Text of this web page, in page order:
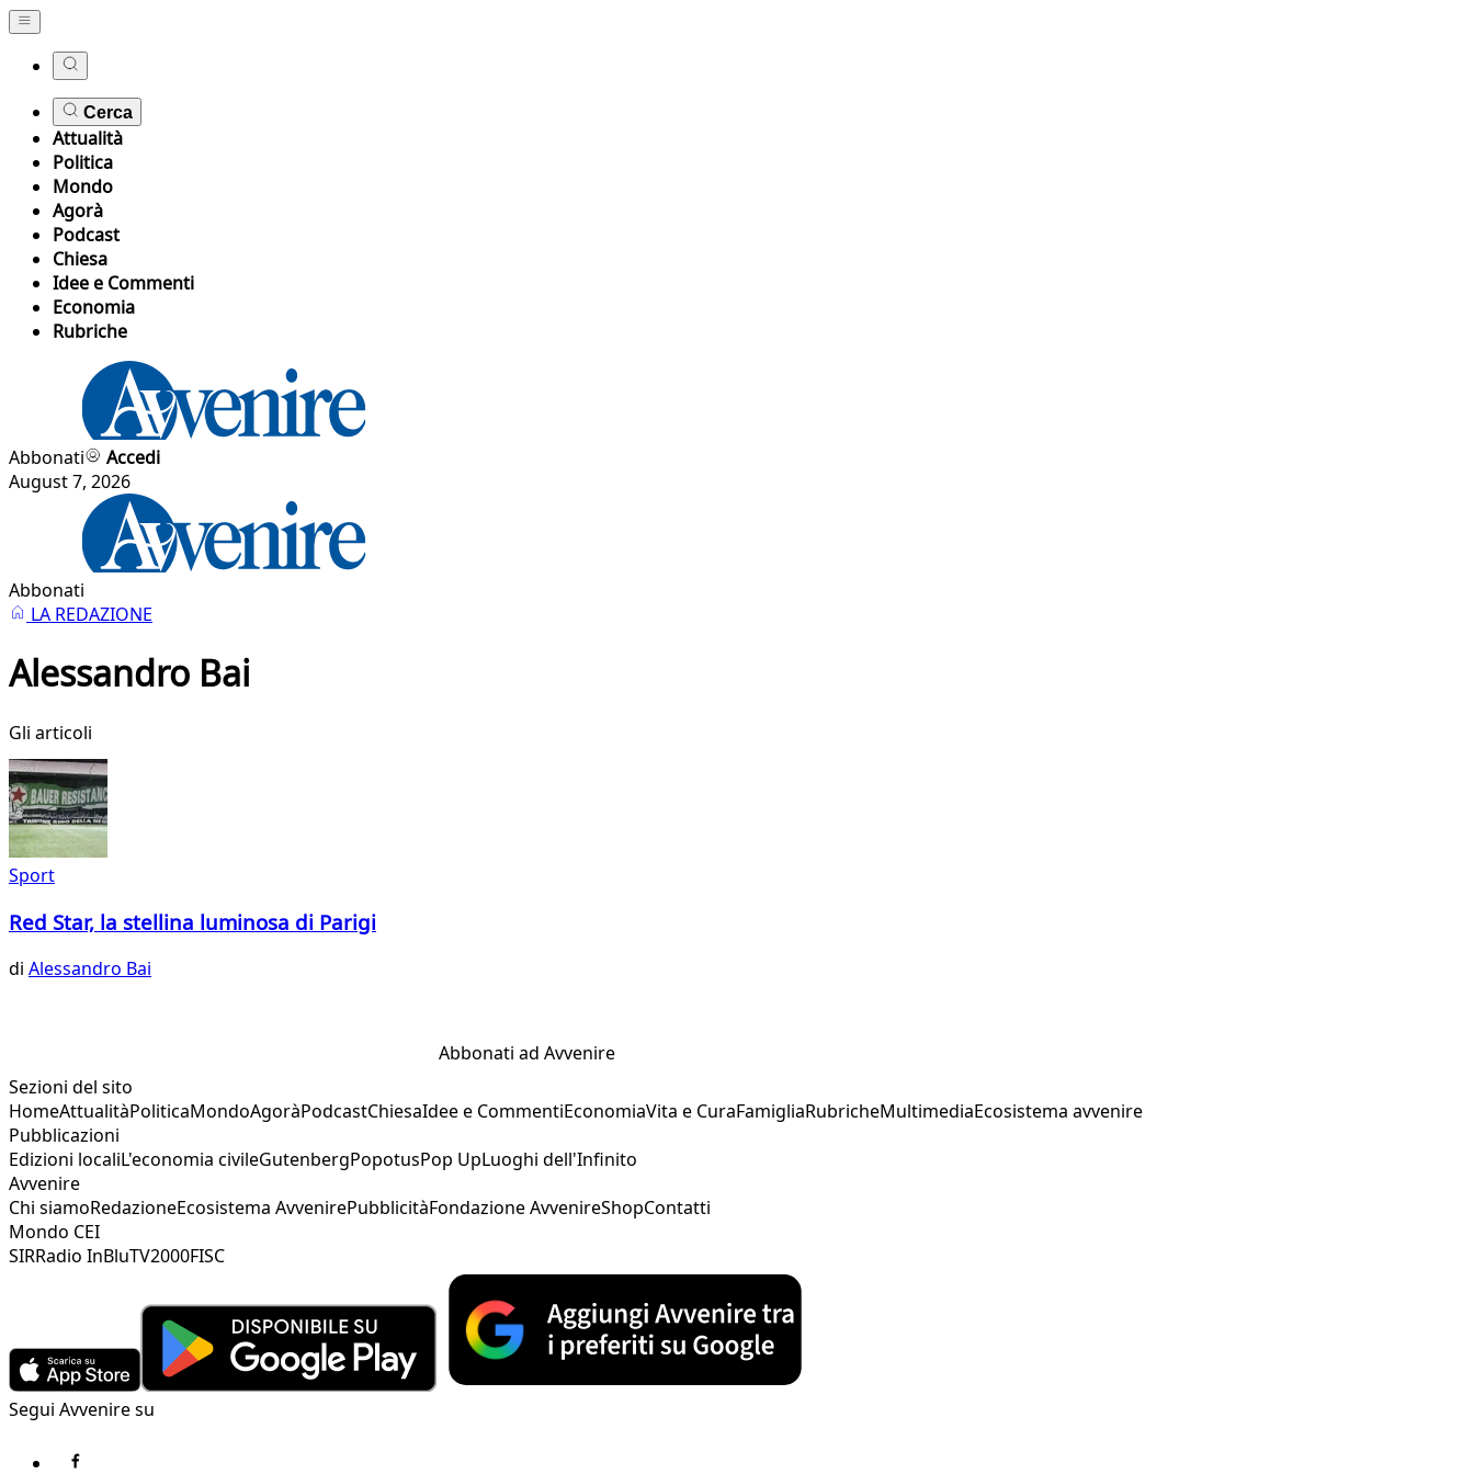
Cerca
Attualità
Politica
Mondo
Agorà
Podcast
Chiesa
Idee e Commenti
Economia
Rubriche
Abbonati
Accedi
August 7, 2026
Abbonati
LA REDAZIONE
Alessandro Bai
Gli articoli
Sport
Red Star, la stellina luminosa di Parigi
di Alessandro Bai
Abbonati ad Avvenire
Sezioni del sito
HomeAttualitàPoliticaMondoAgoràPodcastChiesaIdee e CommentiEconomiaVita e CuraFamigliaRubricheMultimediaEcosistema avvenire
Pubblicazioni
Edizioni localiL'economia civileGutenbergPopotusPop UpLuoghi dell'Infinito
Avvenire
Chi siamoRedazioneEcosistema AvvenirePubblicitàFondazione AvvenireShopContatti
Mondo CEI
SIRRadio InBluTV2000FISC
Segui Avvenire su